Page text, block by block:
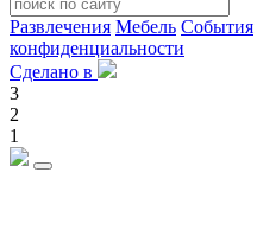
Развлечения Мебель События
конфиденциальности
Сделано в
3
2
1